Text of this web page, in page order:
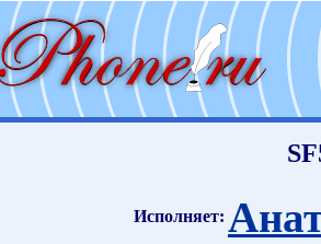
Исполняет: